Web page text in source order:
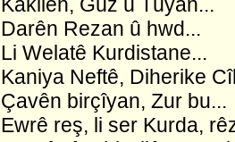
Kakilên, Gûz û Tûyan...
Darên Rezan û hwd...
Li Welatê Kurdistane...
Kaniya Neftê, Diherike
Çavên birçîyan, Zur bu...
Ewrê reş, li ser Kurda,